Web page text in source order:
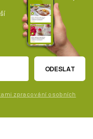
ODESLAT
zpracování osobních